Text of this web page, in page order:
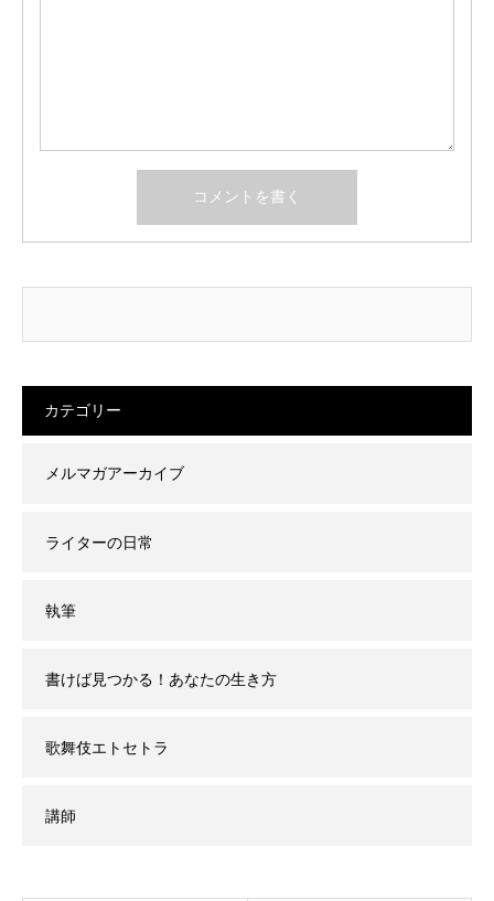
カテゴリー
メルマガアーカイブ
ライターの日常
執筆
書けば見つかる！あなたの生き方
歌舞伎エトセトラ
講師